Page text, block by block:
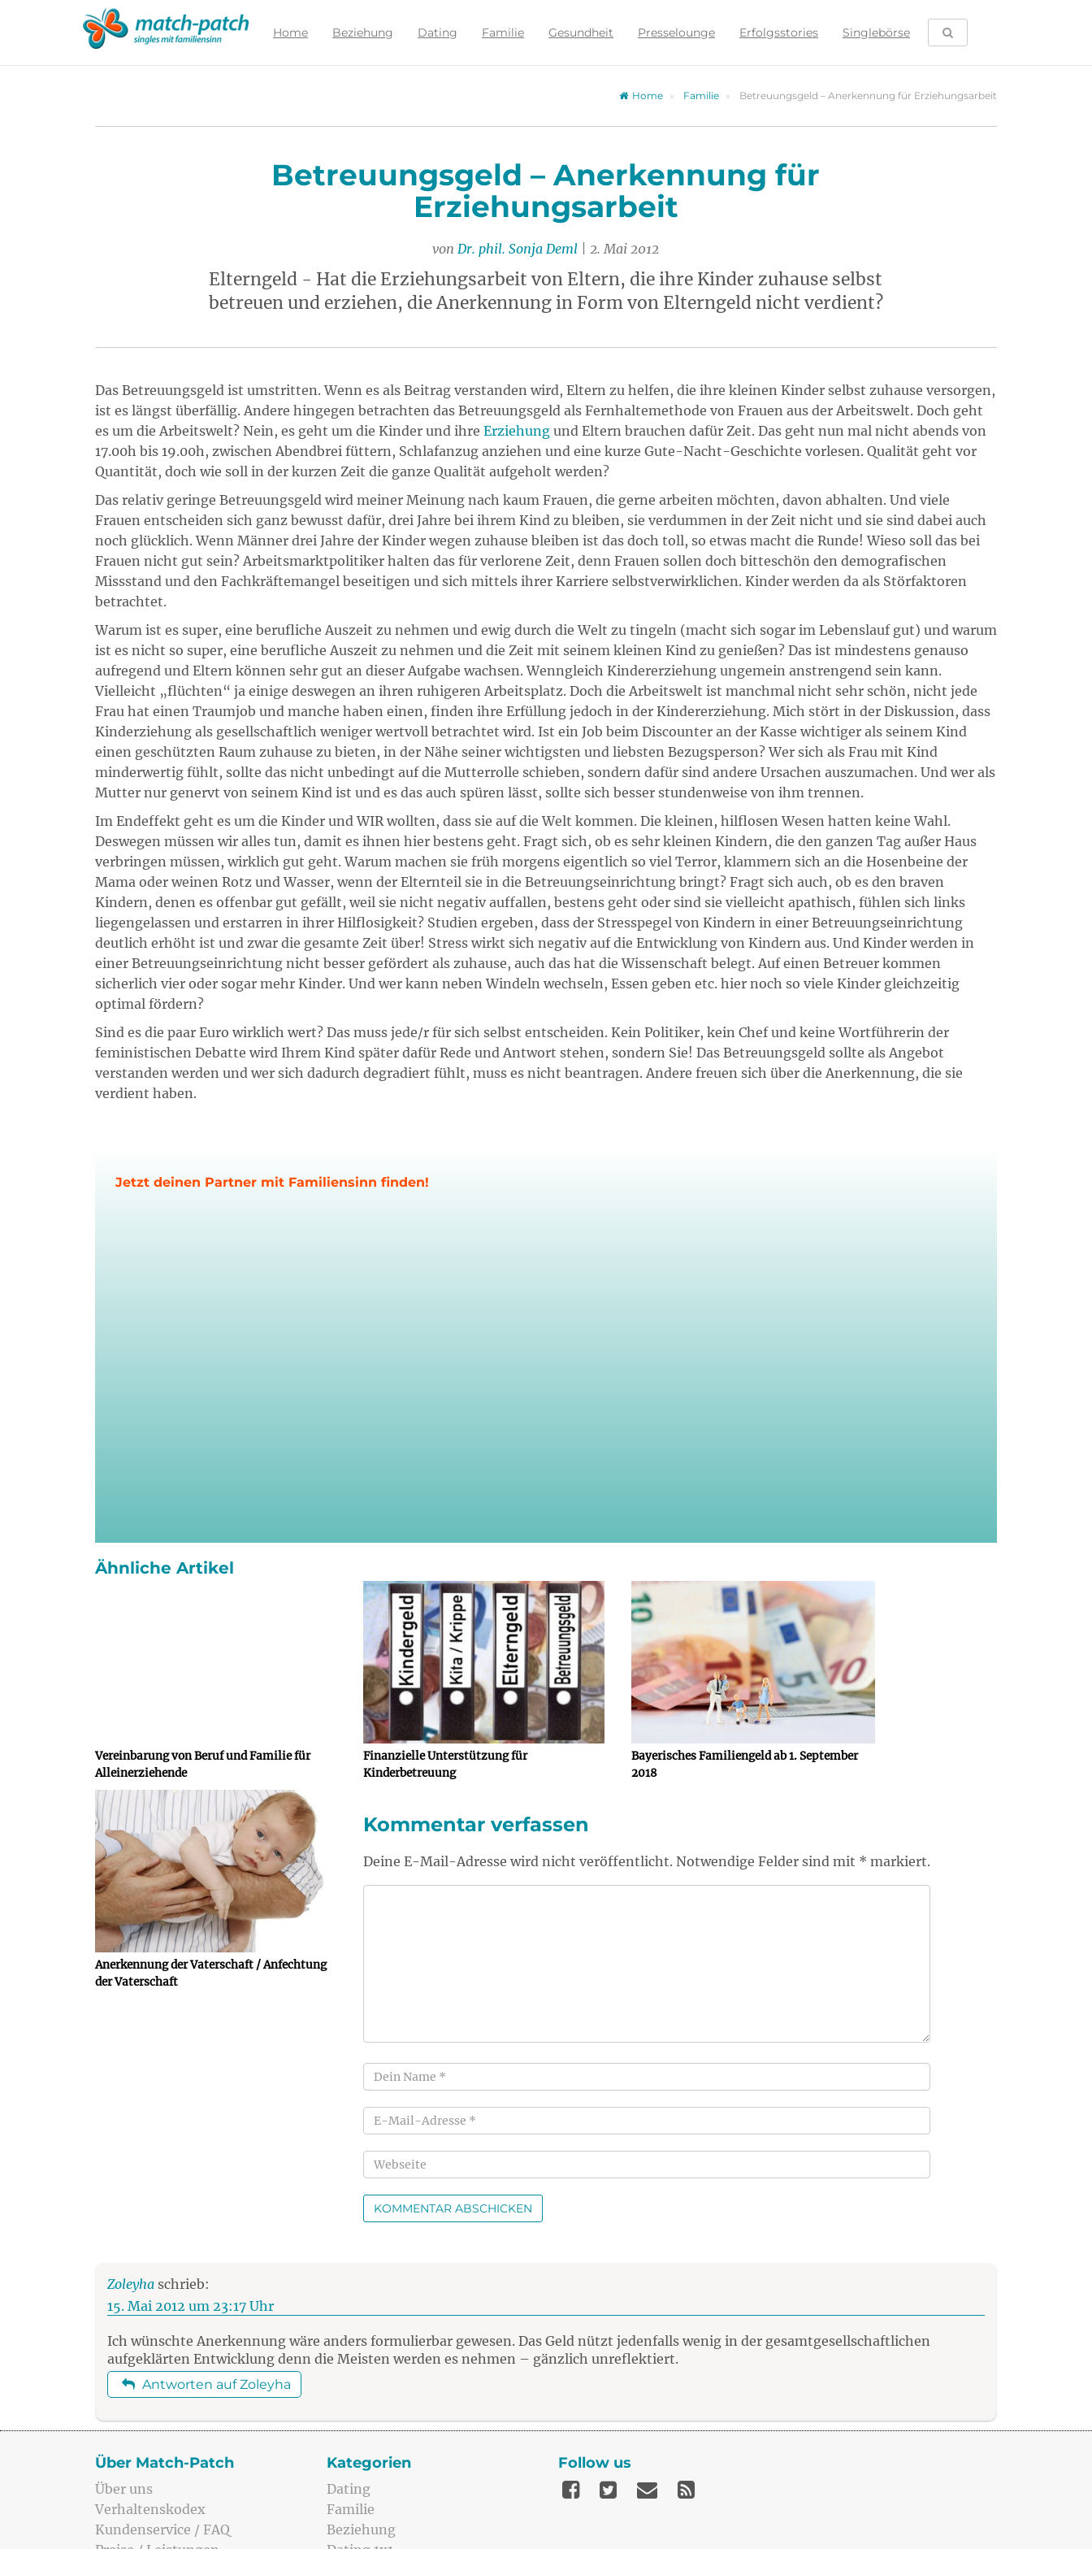
Zur
Partnersuche
Home Beziehung Dating Familie Gesundheit Presselounge Erfolgsstories Singlebörse
Home Familie Betreuungsgeld – Anerkennung für Erziehungsarbeit
Betreuungsgeld – Anerkennung für
Erziehungsarbeit
vonDr. phil. Sonja Deml | 2. Mai 2012
Elterngeld - Hat die Erziehungsarbeit von Eltern, die ihre Kinder zuhause selbst
betreuen und erziehen, die Anerkennung in Form von Elterngeld nicht verdient?
Das Betreuungsgeld ist umstritten. Wenn es als Beitrag verstanden wird, Eltern zu helfen, die ihre kleinen Kinder selbst zuhause versorgen,
ist es längst überfällig. Andere hingegen betrachten das Betreuungsgeld als Fernhaltemethode von Frauen aus der Arbeitswelt. Doch geht
es um die Arbeitswelt? Nein, es geht um die Kinder und ihre Erziehung und Eltern brauchen dafür Zeit. Das geht nun mal nicht abends von
17.00h bis 19.00h, zwischen Abendbrei füttern, Schlafanzug anziehen und eine kurze Gute-Nacht-Geschichte vorlesen. Qualität geht vor
Quantität, doch wie soll in der kurzen Zeit die ganze Qualität aufgeholt werden?
Das relativ geringe Betreuungsgeld wird meiner Meinung nach kaum Frauen, die gerne arbeiten möchten, davon abhalten. Und viele
Frauen entscheiden sich ganz bewusst dafür, drei Jahre bei ihrem Kind zu bleiben, sie verdummen in der Zeit nicht und sie sind dabei auch
noch glücklich. Wenn Männer drei Jahre der Kinder wegen zuhause bleiben ist das doch toll, so etwas macht die Runde! Wieso soll das bei
Frauen nicht gut sein? Arbeitsmarktpolitiker halten das für verlorene Zeit, denn Frauen sollen doch bitteschön den demografischen
Missstand und den Fachkräftemangel beseitigen und sich mittels ihrer Karriere selbstverwirklichen. Kinder werden da als Störfaktoren
betrachtet.
Warum ist es super, eine berufliche Auszeit zu nehmen und ewig durch die Welt zu tingeln (macht sich sogar im Lebenslauf gut) und warum
ist es nicht so super, eine berufliche Auszeit zu nehmen und die Zeit mit seinem kleinen Kind zu genießen? Das ist mindestens genauso
aufregend und Eltern können sehr gut an dieser Aufgabe wachsen. Wenngleich Kindererziehung ungemein anstrengend sein kann.
Vielleicht „flüchten“ ja einige deswegen an ihren ruhigeren Arbeitsplatz. Doch die Arbeitswelt ist manchmal nicht sehr schön, nicht jede
Frau hat einen Traumjob und manche haben einen, finden ihre Erfüllung jedoch in der Kindererziehung. Mich stört in der Diskussion, dass
Kinderziehung als gesellschaftlich weniger wertvoll betrachtet wird. Ist ein Job beim Discounter an der Kasse wichtiger als seinem Kind
einen geschützten Raum zuhause zu bieten, in der Nähe seiner wichtigsten und liebsten Bezugsperson? Wer sich als Frau mit Kind
minderwertig fühlt, sollte das nicht unbedingt auf die Mutterrolle schieben, sondern dafür sind andere Ursachen auszumachen. Und wer als
Mutter nur genervt von seinem Kind ist und es das auch spüren lässt, sollte sich besser stundenweise von ihm trennen.
Im Endeffekt geht es um die Kinder und WIR wollten, dass sie auf die Welt kommen. Die kleinen, hilflosen Wesen hatten keine Wahl.
Deswegen müssen wir alles tun, damit es ihnen hier bestens geht. Fragt sich, ob es sehr kleinen Kindern, die den ganzen Tag außer Haus
verbringen müssen, wirklich gut geht. Warum machen sie früh morgens eigentlich so viel Terror, klammern sich an die Hosenbeine der
Mama oder weinen Rotz und Wasser, wenn der Elternteil sie in die Betreuungseinrichtung bringt? Fragt sich auch, ob es den braven
Kindern, denen es offenbar gut gefällt, weil sie nicht negativ auffallen, bestens geht oder sind sie vielleicht apathisch, fühlen sich links
liegengelassen und erstarren in ihrer Hilflosigkeit? Studien ergeben, dass der Stresspegel von Kindern in einer Betreuungseinrichtung
deutlich erhöht ist und zwar die gesamte Zeit über! Stress wirkt sich negativ auf die Entwicklung von Kindern aus. Und Kinder werden in
einer Betreuungseinrichtung nicht besser gefördert als zuhause, auch das hat die Wissenschaft belegt. Auf einen Betreuer kommen
sicherlich vier oder sogar mehr Kinder. Und wer kann neben Windeln wechseln, Essen geben etc. hier noch so viele Kinder gleichzeitig
optimal fördern?
Sind es die paar Euro wirklich wert? Das muss jede/r für sich selbst entscheiden. Kein Politiker, kein Chef und keine Wortführerin der
feministischen Debatte wird Ihrem Kind später dafür Rede und Antwort stehen, sondern Sie! Das Betreuungsgeld sollte als Angebot
verstanden werden und wer sich dadurch degradiert fühlt, muss es nicht beantragen. Andere freuen sich über die Anerkennung, die sie
verdient haben.
Jetzt deinen Partner mit Familiensinn finden!
Ähnliche Artikel
Vereinbarung von Beruf und Familie für
Alleinerziehende
Finanzielle Unterstützung für
Kinderbetreuung
Bayerisches Familiengeld ab 1. September
2018
Anerkennung der Vaterschaft / Anfechtung
der Vaterschaft
Kommentar verfassen
Deine E-Mail-Adresse wird nicht veröffentlicht. Notwendige Felder sind mit * markiert.
Zoleyha schrieb:
15. Mai 2012 um 23:17 Uhr
Ich wünschte Anerkennung wäre anders formulierbar gewesen. Das Geld nützt jedenfalls wenig in der gesamtgesellschaftlichen
aufgeklärten Entwicklung denn die Meisten werden es nehmen – gänzlich unreflektiert.
Antworten auf Zoleyha
Über Match-Patch
Über uns
Verhaltenskodex
Kundenservice / FAQ
Kategorien
Dating
Familie
Beziehung
Follow us